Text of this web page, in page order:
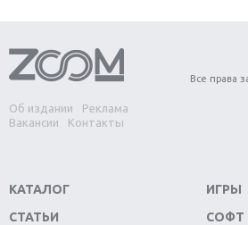
Обзор игры Forza Horizon 4:
Две важных новинки для
Divinity Original Sin 2
Switch
Об издании
Реклама
Вакансии
Контакты
Все права
КАТАЛОГ
СТАТЬИ
ИГРЫ
СОФТ